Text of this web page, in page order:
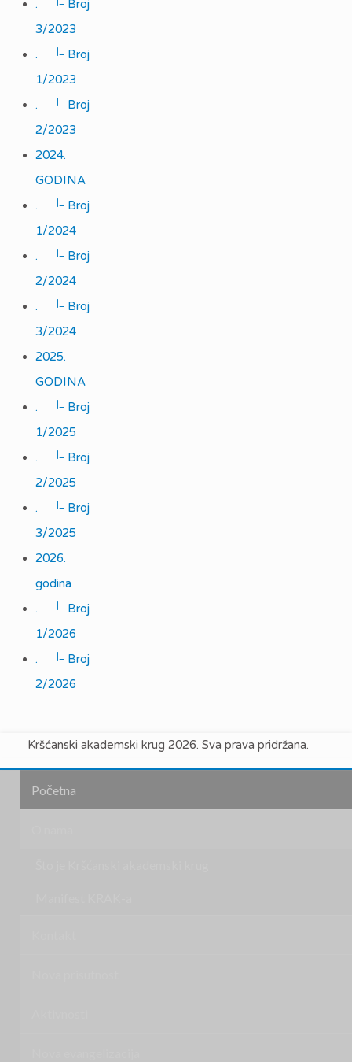
.
Broj
3/2023
.
|_
Broj
1/2023
.
|_
Broj
2/2023
2024.
GODINA
.
|_
Broj
1/2024
.
|_
Broj
2/2024
.
|_
Broj
3/2024
2025.
GODINA
.
|_
Broj
1/2025
.
|_
Broj
2/2025
.
|_
Broj
3/2025
2026.
godina
.
|_
Broj
1/2026
.
|_
Broj
2/2026
Kršćanski akademski krug 2026. Sva prava pridržana.
Početna